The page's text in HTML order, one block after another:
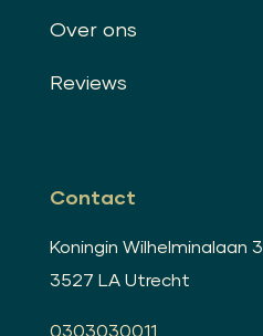
Over ons
Reviews
Contact
Koningin Wilhelminalaan 3
3527 LA Utrecht
0303030011